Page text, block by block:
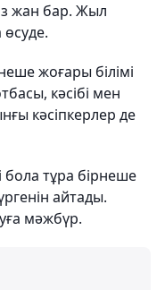
жан бар. Жыл
жоғары білімі
кәсібі мен
кәсіпкерлер де
бола тұра бірнеше
айтады.
мәжбүр.